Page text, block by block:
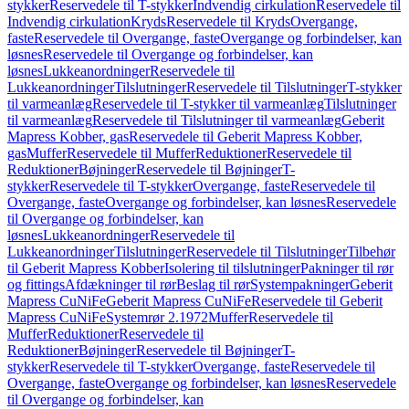
stykkerReservedele til T-stykkerIndvendig cirkulationReservedele til
Indvendig cirkulationKrydsReservedele til KrydsOvergange,
fasteReservedele til Overgange, fasteOvergange og forbindelser, kan
løsnesReservedele til Overgange og forbindelser, kan
løsnesLukkeanordningerReservedele til
LukkeanordningerTilslutningerReservedele til TilslutningerT-stykker
til varmeanlægReservedele til T-stykker til varmeanlægTilslutninger
til varmeanlægReservedele til Tilslutninger til varmeanlægGeberit
Mapress Kobber, gasReservedele til Geberit Mapress Kobber,
gasMufferReservedele til MufferReduktionerReservedele til
ReduktionerBøjningerReservedele til BøjningerT-
stykkerReservedele til T-stykkerOvergange, fasteReservedele til
Overgange, fasteOvergange og forbindelser, kan løsnesReservedele
til Overgange og forbindelser, kan
løsnesLukkeanordningerReservedele til
LukkeanordningerTilslutningerReservedele til TilslutningerTilbehør
til Geberit Mapress KobberIsolering til tilslutningerPakninger til rør
og fittingsAfdækninger til rørBeslag til rørSystempakningerGeberit
Mapress CuNiFeGeberit Mapress CuNiFeReservedele til Geberit
Mapress CuNiFeSystemrør 2.1972MufferReservedele til
MufferReduktionerReservedele til
ReduktionerBøjningerReservedele til BøjningerT-
stykkerReservedele til T-stykkerOvergange, fasteReservedele til
Overgange, fasteOvergange og forbindelser, kan løsnesReservedele
til Overgange og forbindelser, kan